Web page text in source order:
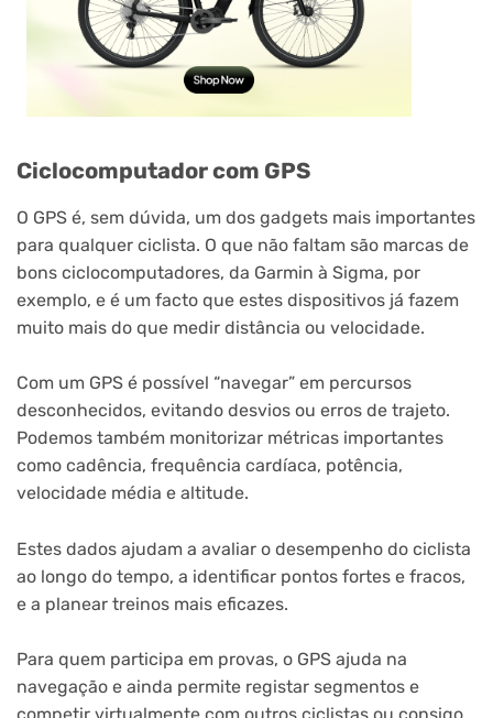
Ciclocomputador com GPS
O GPS é, sem dúvida, um dos gadgets mais importantes
para qualquer ciclista. O que não faltam são marcas de
bons ciclocomputadores, da Garmin à Sigma, por
exemplo, e é um facto que estes dispositivos já fazem
muito mais do que medir distância ou velocidade.
Com um GPS é possível “navegar” em percursos
desconhecidos, evitando desvios ou erros de trajeto.
Podemos também monitorizar métricas importantes
como cadência, frequência cardíaca, potência,
velocidade média e altitude.
Estes dados ajudam a avaliar o desempenho do ciclista
ao longo do tempo, a identificar pontos fortes e fracos,
e a planear treinos mais eficazes.
Para quem participa em provas, o GPS ajuda na
navegação e ainda permite registar segmentos e